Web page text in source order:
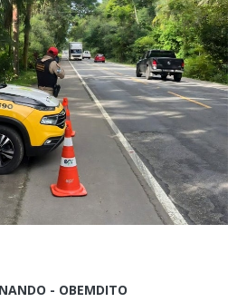
- OBEMDITO